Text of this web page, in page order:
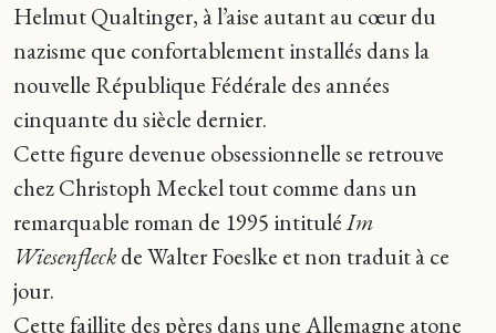
Helmut Qualtinger, à l’aise autant au cœur du
nazisme que confortablement installés dans la
nouvelle République Fédérale des années
cinquante du siècle dernier.
Cette figure devenue obsessionnelle se retrouve
chez Christoph Meckel tout comme dans un
remarquable roman de 1995 intituléIm
Wiesenfleckde Walter Foeslke et non traduit à ce
jour.
Cette faillite des pères dans une Allemagne atone